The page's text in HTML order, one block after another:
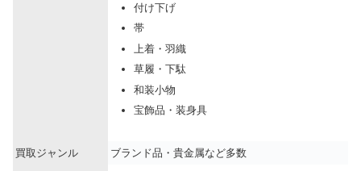
付け下げ
帯
上着・羽織
草履・下駄
和装小物
宝飾品・装身具
買取ジャンル ブランド品・貴金属など多数